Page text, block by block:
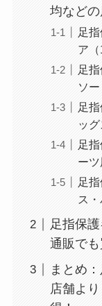
均などの
足
ア（
足
ソー
足
ッ
足
ー
足
ス
足指保
通販で
まとめ
店舗よ